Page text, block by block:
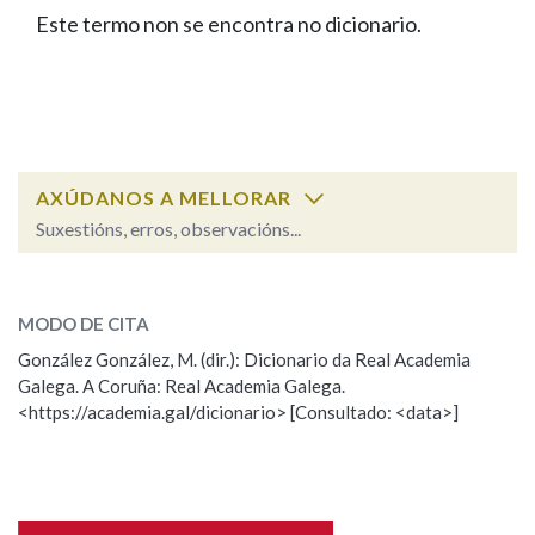
FIGURAS HOMENAXEADAS
PORTAL DAS PALABRAS
Facebook
TwitterYoutubeInstagram
Bluesky
BUSCAR NOS LEMAS
Remata por
BUSCAR NO CONTIDO
Nas definicións
Este termo non se encontra no dicionario.
AXÚDANOS A MELLORAR
Suxestións, erros, observacións...
Observación
Nome
MODO DE CITA
González González, M. (dir.): Dicionario da Real Academia
Galega. A Coruña: Real Academia Galega.
<https://academia.gal/dicionario> [Consultado: <data>]